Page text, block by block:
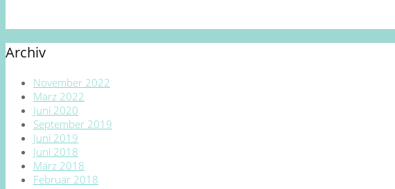
Archiv
November 2022
März 2022
Juni 2020
September 2019
Juni 2019
Juni 2018
März 2018
Februar 2018